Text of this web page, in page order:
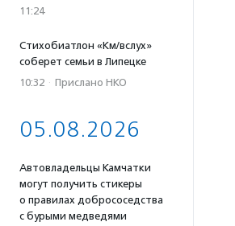
11:24
Стихобиатлон «Км/вслух»
соберет семьи в Липецке
10:32 · Прислано НКО
05.08.2026
Автовладельцы Камчатки
могут получить стикеры
о правилах добрососедства
с бурыми медведями